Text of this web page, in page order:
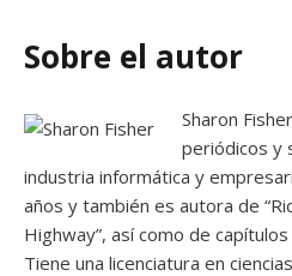
Sobre el autor
Sharon
periódicos y
industria informática y
años y también es autora de
Highway”, así como de
Tiene una licenciatura en